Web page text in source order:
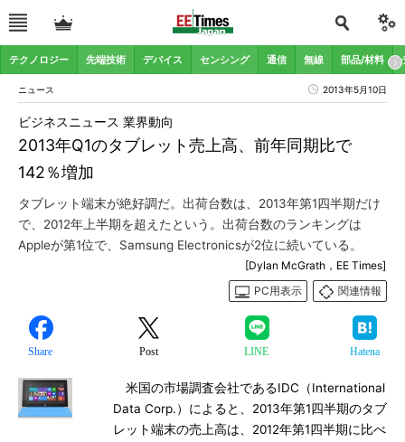
テクノロジー 先端技術 デバイス センシング 通信 無線 部品/材料
ニュース 2013年5月10日
2013年Q1のタブレット売上高、前年同期比で
142％増加
ビジネスニュース 業界動向
タブレット端末が絶好調だ。出荷台数は、2013年第1四半期だけ
で、2012年上半期を超えたという。出荷台数のランキングは
Appleが第1位で、Samsung Electronicsが2位に続いている。
[Dylan McGrath，EE Times]
PC用表示
関連情報
Share Post LINE Hatena
米国の市場調査会社であるIDC（International
Data Corp.）によると、2013年第1四半期のタブ
レット端末の売上高は、2012年第1四半期に比べ